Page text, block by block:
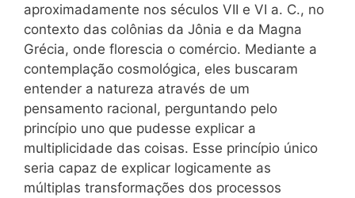
aproximadamente nos séculos VII e VI a. C., no
contexto das colônias da Jônia e da Magna
Grécia, onde florescia o comércio. Mediante a
contemplação cosmológica, eles buscaram
entender a natureza através de um
pensamento racional, perguntando pelo
princípio uno que pudesse explicar a
multiplicidade das coisas. Esse princípio único
seria capaz de explicar logicamente as
múltiplas transformações dos processos